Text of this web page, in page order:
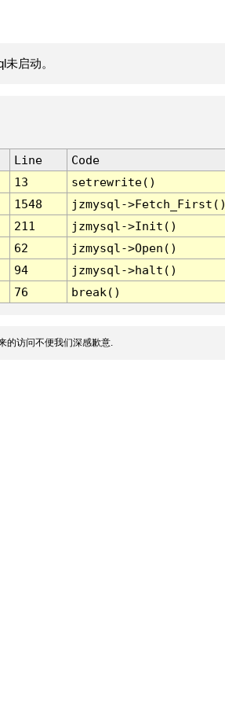
启动。
Line
Code
13
setrewrite()
1548
jzmysql-
211
jzmysql->Init()
62
jzmysql->Open()
94
jzmysql->halt()
76 break()
的访问不便我们深感歉意.